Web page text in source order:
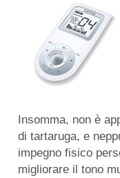
Insomma, non è
di tartaruga, e
impegno fisico
migliorare il tono